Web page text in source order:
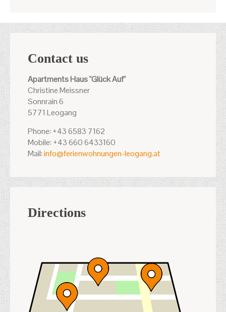
Contact us
Apartments Haus "Glück Auf"
Christine Meissner
Sonnrain 6
5771 Leogang
Phone: +43 6583 7162
Mobile: +43 660 6433160
Mail:info@ferienwohnungen-leogang.at
Directions